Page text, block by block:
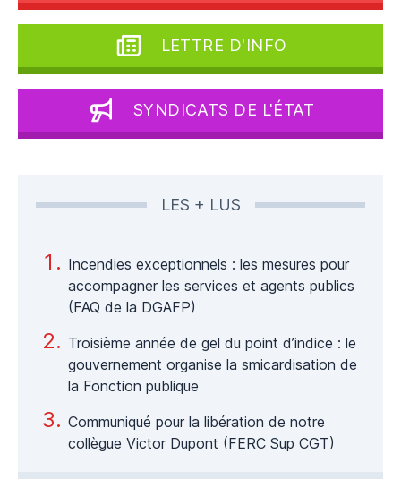
LETTRE D'INFO
SYNDICATS DE L'ÉTAT
LES + LUS
Incendies exceptionnels : les mesures pour
accompagner les services et agents publics
(FAQ de la DGAFP)
Troisième année de gel du point d’indice : le
gouvernement organise la smicardisation de
la Fonction publique
Communiqué pour la libération de notre
collègue Victor Dupont (FERC Sup CGT)